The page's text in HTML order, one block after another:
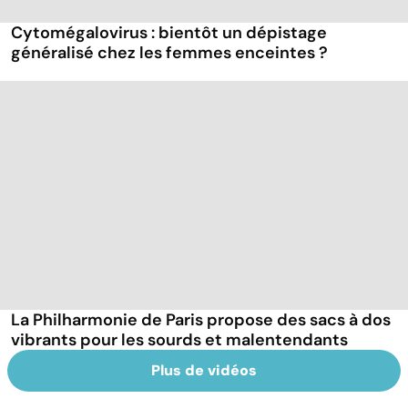
Cytomégalovirus : bientôt un dépistage
généralisé chez les femmes enceintes ?
La Philharmonie de Paris propose des sacs à dos
vibrants pour les sourds et malentendants
Plus de vidéos